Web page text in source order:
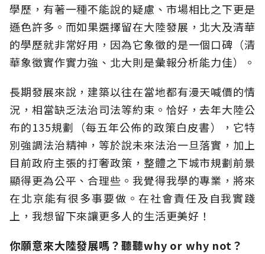
學歷，有著一種不能說的疑慮、市場相比之下更是
遜色許多。而如果選擇留在大陸發展，北大及清華
的學歷就非常好用，因為它象徵的是一個口碑（清
華象徵實作實力強、北大則是彙報分析能力佳）。
長期發展來說，建築以往在當地都有漫天喊價的情
況，相當缺乏法治司法等約束。恰好，去年大陸公
布的135規劃（每五年公佈的政策白皮書），它特
別強調法治精神，等於說未來法治一旦落實，加上
目前政府主張的打奢政策，整體之下城市規劃前景
顯得更為公平、合理些。我覺得我學的專業，將來
在北京能有很多事要做。在社會責任及自我實踐
上，我想留下來讓更多人的生活更美好！
你願意來大陸發展嗎？聽聽why or why not？